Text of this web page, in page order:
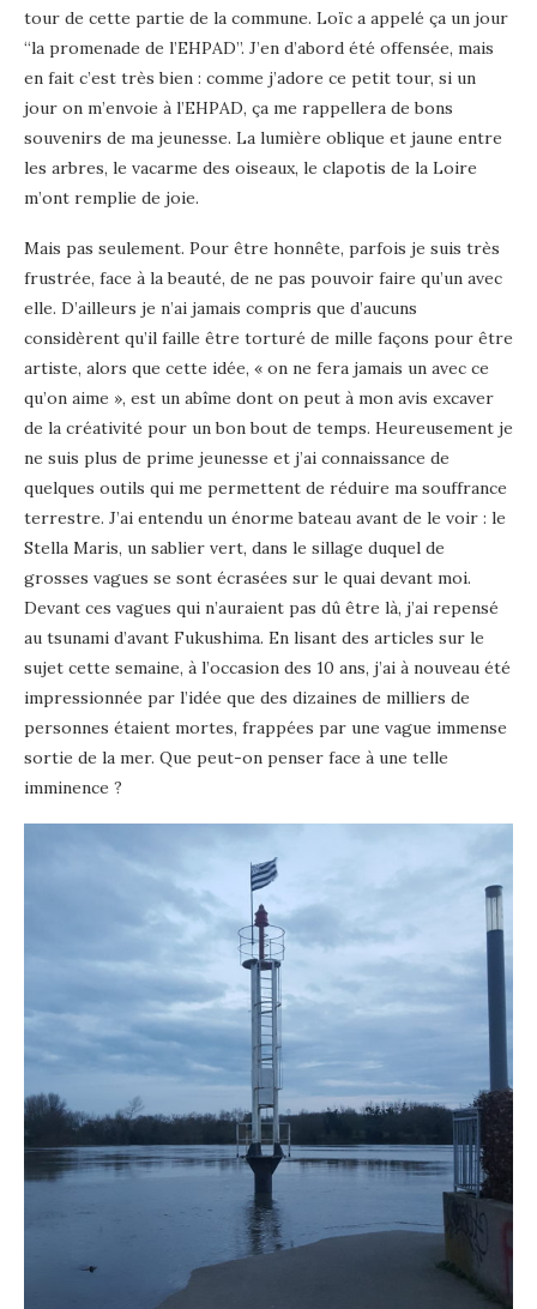
tour de cette partie de la commune. Loïc a appelé ça un jour
“la promenade de l’EHPAD”. J’en d’abord été offensée, mais
en fait c’est très bien : comme j’adore ce petit tour, si un
jour on m’envoie à l’EHPAD, ça me rappellera de bons
souvenirs de ma jeunesse. La lumière oblique et jaune entre
les arbres, le vacarme des oiseaux, le clapotis de la Loire
m’ont remplie de joie.
Mais pas seulement. Pour être honnête, parfois je suis très
frustrée, face à la beauté, de ne pas pouvoir faire qu’un avec
elle. D’ailleurs je n’ai jamais compris que d’aucuns
considèrent qu’il faille être torturé de mille façons pour être
artiste, alors que cette idée, « on ne fera jamais un avec ce
qu’on aime », est un abîme dont on peut à mon avis excaver
de la créativité pour un bon bout de temps. Heureusement je
ne suis plus de prime jeunesse et j’ai connaissance de
quelques outils qui me permettent de réduire ma souffrance
terrestre. J’ai entendu un énorme bateau avant de le voir : le
Stella Maris, un sablier vert, dans le sillage duquel de
grosses vagues se sont écrasées sur le quai devant moi.
Devant ces vagues qui n’auraient pas dû être là, j’ai repensé
au tsunami d’avant Fukushima. En lisant des articles sur le
sujet cette semaine, à l’occasion des 10 ans, j’ai à nouveau été
impressionnée par l’idée que des dizaines de milliers de
personnes étaient mortes, frappées par une vague immense
sortie de la mer. Que peut-on penser face à une telle
imminence ?